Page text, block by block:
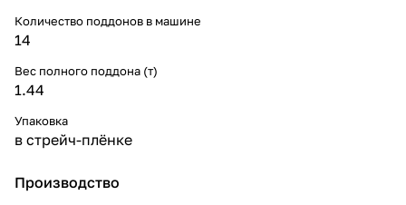
Количество поддонов в машине
14
Вес полного поддона (т)
1.44
Упаковка
в стрейч-плёнке
Производство